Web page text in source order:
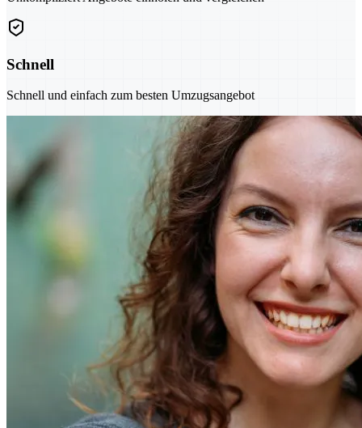
Schnell
Schnell und einfach zum besten Umzugsangebot